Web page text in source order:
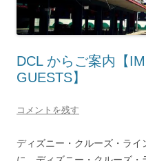
DCL からご案内【
GUESTS】
コメントを残す
ディズニー・クルーズ・ラ